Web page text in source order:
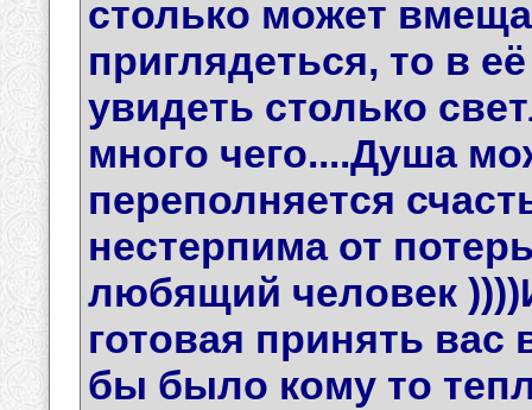
столько может
приглядеться, то в
увидеть столько
много чего....Душа
переполняется
нестерпима от
любящий человек
готовая принять
бы было кому то